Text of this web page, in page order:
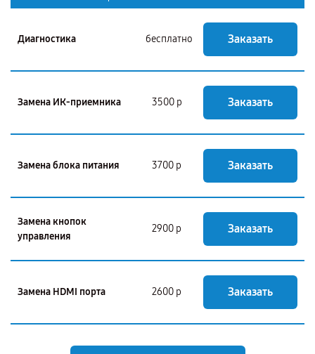
Диагностика бесплатно Заказать
Замена ИК-приемника 3500 р Заказать
Замена блока питания 3700 р Заказать
Замена кнопок
управления
2900 р Заказать
Замена HDMI порта 2600 р Заказать